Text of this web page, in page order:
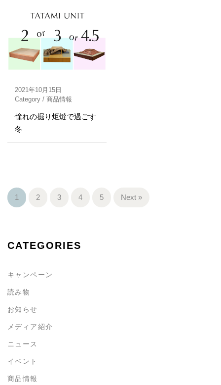
2021年10月15日
Category / 商品情報
憧れの掘り炬燵で過ごす
冬
1 2 3 4 5 Next »
CATEGORIES
キャンペーン
読み物
お知らせ
メディア紹介
ニュース
イベント
商品情報